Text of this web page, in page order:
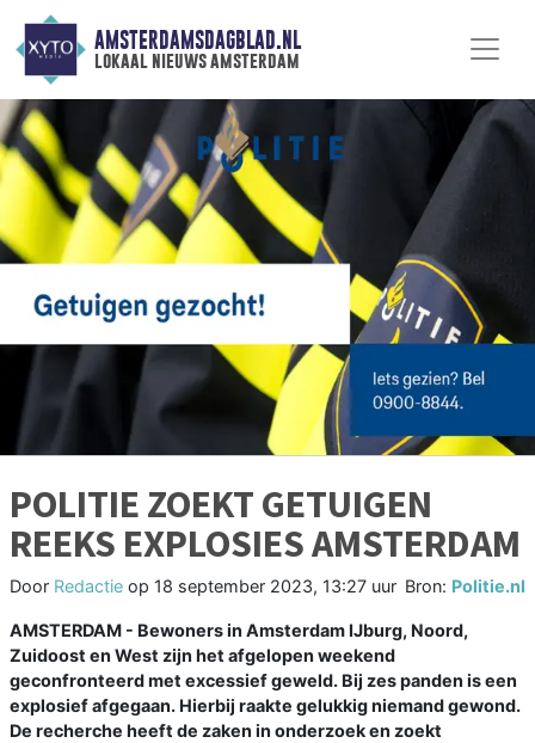
AMSTERDAMSDAGBLAD.NL
lokaal nieuws amsterdam
POLITIE ZOEKT GETUIGEN
REEKS EXPLOSIES AMSTERDAM
Door Redactie op 18 september 2023, 13:27 uur Bron: Politie.nl
AMSTERDAM - Bewoners in Amsterdam IJburg, Noord,
Zuidoost en West zijn het afgelopen weekend
geconfronteerd met excessief geweld. Bij zes panden is een
explosief afgegaan. Hierbij raakte gelukkig niemand gewond.
De recherche heeft de zaken in onderzoek en zoekt